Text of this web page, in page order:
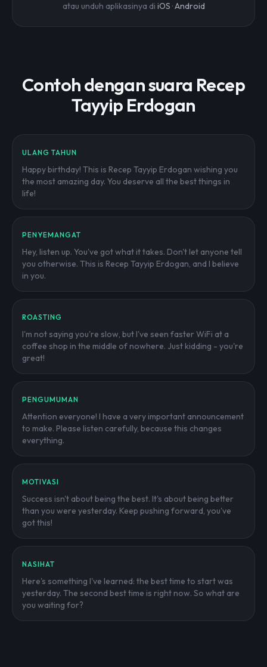
atau unduh aplikasinya di iOS ·Android
Contoh dengan suara Recep
Tayyip Erdogan
ULANG TAHUN
Happy birthday! This is Recep Tayyip Erdogan wishing you
the most amazing day. You deserve all the best things in
life!
PENYEMANGAT
Hey, listen up. You've got what it takes. Don't let anyone tell
you otherwise. This is Recep Tayyip Erdogan, and I believe
in you.
ROASTING
I'm not saying you're slow, but I've seen faster WiFi at a
coffee shop in the middle of nowhere. Just kidding - you're
great!
PENGUMUMAN
Attention everyone! I have a very important announcement
to make. Please listen carefully, because this changes
everything.
MOTIVASI
Success isn't about being the best. It's about being better
than you were yesterday. Keep pushing forward, you've
got this!
NASIHAT
Here's something I've learned: the best time to start was
yesterday. The second best time is right now. So what are
you waiting for?